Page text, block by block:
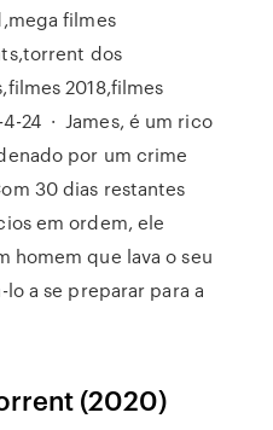
filmes
dos
2018,filmes
24 · James, é um rico
por um crime
30 dias restantes
em ordem, ele
homem que lava o seu
a se preparar para a
(2020)